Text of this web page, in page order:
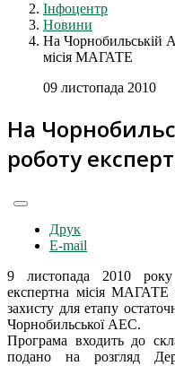
Інфоцентр
Новини
На Чорнобильській
місія МАГАТЕ
09 листопада 2010
На
роботу
Друк
E-mail
9 листопада 2010
експертна місія МАГАТЕ
захисту для етапу
Чорнобильської АЕС.
Програма входить до
подано на розгляд